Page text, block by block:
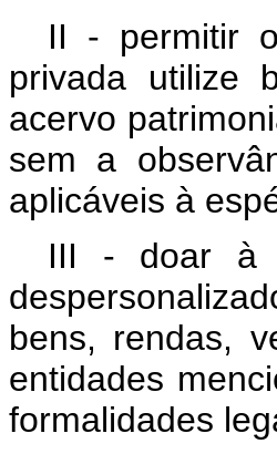
II - permitir
privada utilize
acervo
sem a
aplicáveis à
III - doar à
bens, rendas,
entidades
formalidades